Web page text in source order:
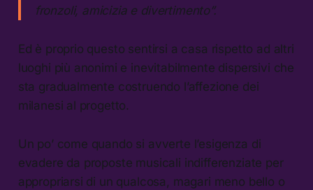
fronzoli, amicizia e divertimento”.
Ed è proprio questo sentirsi a casa rispetto ad altri
luoghi più anonimi e inevitabilmente dispersivi che
sta gradualmente costruendo l’affezione dei
milanesi al progetto.
Un po’ come quando si avverte l’esigenza di
evadere da proposte musicali indifferenziate per
appropriarsi di un qualcosa, magari meno bello o